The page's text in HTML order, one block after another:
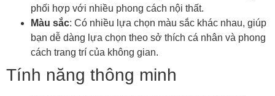
phối hợp với nhiều phong cách nội thất.
Màu sắc: Có nhiều lựa chọn màu sắc khác nhau, giúp
bạn dễ dàng lựa chọn theo sở thích cá nhân và phong
cách trang trí của không gian.
Tính năng thông minh